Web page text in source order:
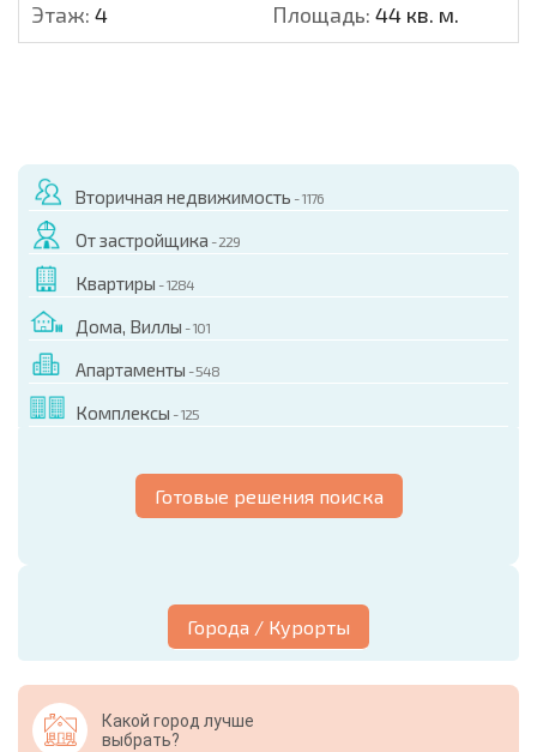
Этаж: 4 Площадь: 44 кв. м.
Вторичная недвижимость - 1176
От застройщика - 229
Квартиры - 1284
Дома, Виллы - 101
Апартаменты - 548
Комплексы - 125
Готовые решения поиска
Города / Курорты
Какой город лучше
выбрать?